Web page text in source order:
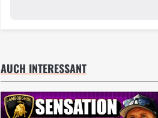
AUCH INTERESSANT